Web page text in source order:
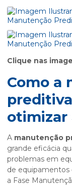
Clique nas
Como a
otimizar
A manutenção
grande eficácia
problemas em
de equipamentos
a Fase